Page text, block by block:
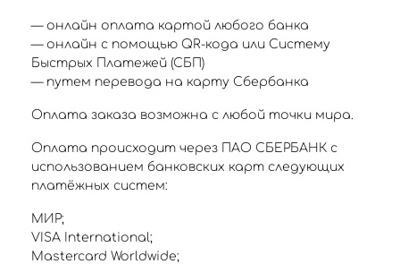
— онлайн оплата картой любого банка
— онлайн с помощью QR-кода или Систему
Быстрых Платежей (СБП)
— путем перевода на карту Сбербанка
Оплата заказа возможна с любой точки мира.
Оплата происходит через ПАО СБЕРБАНК с
использованием банковских карт следующих
платёжных систем:
МИР;
VISA International;
Mastercard Worldwide;